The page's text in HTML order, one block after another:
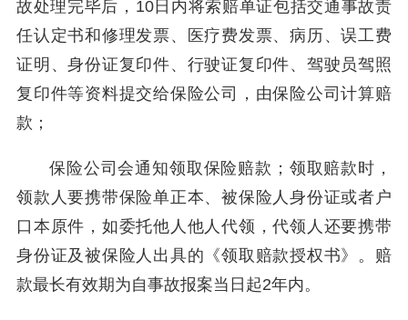
故处理完毕后，10日内将索赔单证包括交通事故责
任认定书和修理发票、医疗费发票、病历、误工费
证明、身份证复印件、行驶证复印件、驾驶员驾照
复印件等资料提交给保险公司，由保险公司计算赔
款；
保险公司会通知领取保险赔款；领取赔款时，
领款人要携带保险单正本、被保险人身份证或者户
口本原件，如委托他人他人代领，代领人还要携带
身份证及被保险人出具的《领取赔款授权书》。赔
款最长有效期为自事故报案当日起2年内。